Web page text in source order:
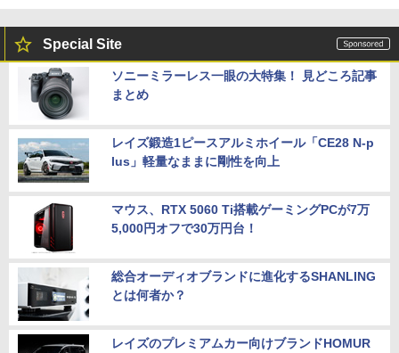
Special Site
ソニーミラーレス一眼の大特集！ 見どころ記事
まとめ
レイズ鍛造1ピースアルミホイール「CE28 N-p
lus」軽量なままに剛性を向上
マウス、RTX 5060 Ti搭載ゲーミングPCが7万
5,000円オフで30万円台！
総合オーディオブランドに進化するSHANLING
とは何者か？
レイズのプレミアムカー向けブランドHOMUR